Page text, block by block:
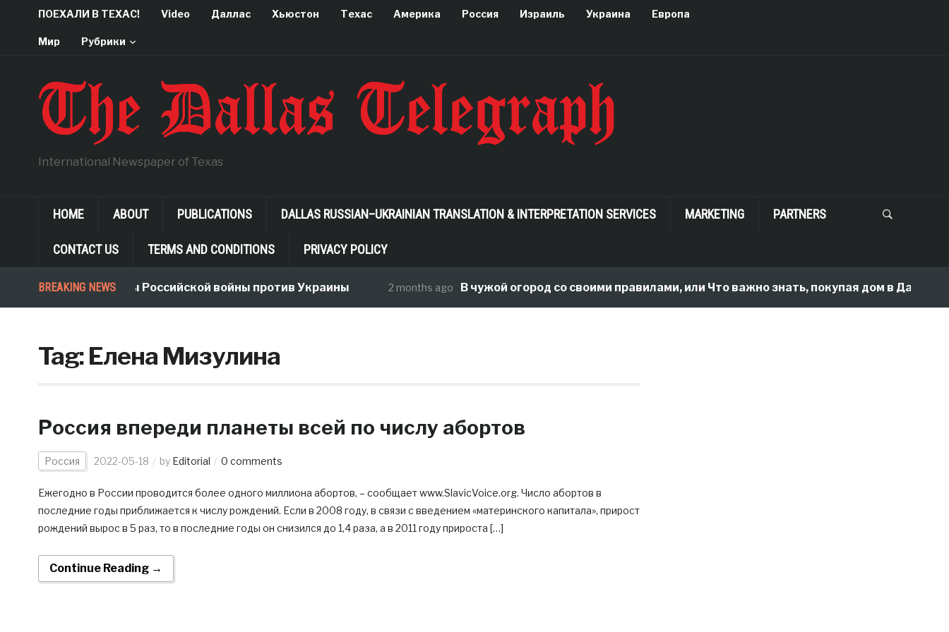
ПОЕХАЛИ В ТЕХАС! Video Даллас Хьюстон Техас Америка Россия Израиль Украина Европа
Мир Рубрики
International Newspaper of Texas
HOME ABOUT PUBLICATIONS DALLAS RUSSIAN–UKRAINIAN TRANSLATION & INTERPRETATION SERVICES MARKETING PARTNERS
CONTACT US TERMS AND CONDITIONS PRIVACY POLICY
BREAKING NEWS
Неологизмы Российской войны против Украины 2 months ago В чужой огород со своими правилами, или Что важно знать, покупая дом в Далласе
Tag:Елена Мизулина
Россия впереди планеты всей по числу абортов
Россия 2022-05-18 by Editorial 0 comments
Ежегодно в России проводится более одного миллиона абортов, – сообщает www.SlavicVoice.org. Число абортов в
последние годы приближается к числу рождений. Если в 2008 году, в связи с введением «материнского капитала», прирост
рождений вырос в 5 раз, то в последние годы он снизился до 1,4 раза, а в 2011 году прироста […]
Continue Reading →